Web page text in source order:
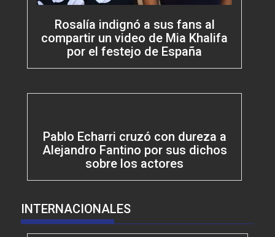
Rosalía indignó a sus fans al
compartir un video de Mia Khalifa
por el festejo de España
Pablo Echarri cruzó con dureza a
Alejandro Fantino por sus dichos
sobre los actores
INTERNACIONALES